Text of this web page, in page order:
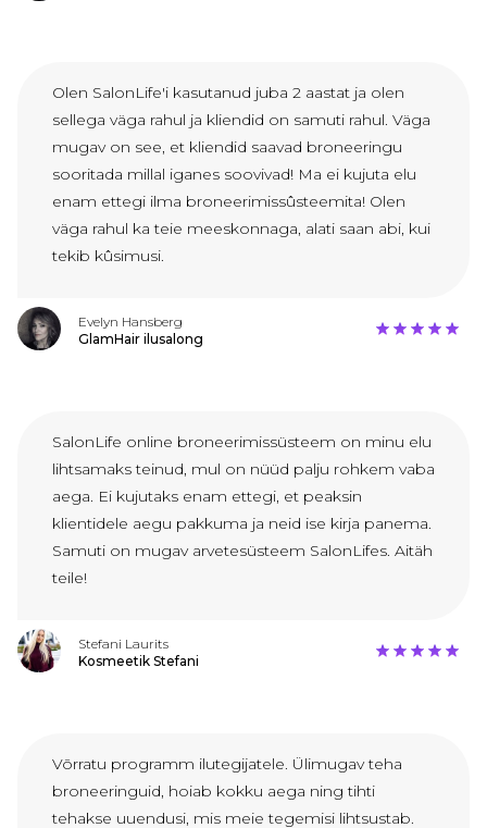
Olen SalonLife'i kasutanud juba 2 aastat ja olen
sellega väga rahul ja kliendid on samuti rahul. Väga
mugav on see, et kliendid saavad broneeringu
sooritada millal iganes soovivad! Ma ei kujuta elu
enam ettegi ilma broneerimissûsteemita! Olen
väga rahul ka teie meeskonnaga, alati saan abi, kui
tekib kûsimusi.
Evelyn Hansberg
GlamHair ilusalong
SalonLife online broneerimissüsteem on minu elu
lihtsamaks teinud, mul on nüüd palju rohkem vaba
aega. Ei kujutaks enam ettegi, et peaksin
klientidele aegu pakkuma ja neid ise kirja panema.
Samuti on mugav arvetesüsteem SalonLifes. Aitäh
teile!
Stefani Laurits
Kosmeetik Stefani
Võrratu programm ilutegijatele. Ülimugav teha
broneeringuid, hoiab kokku aega ning tihti
tehakse uuendusi, mis meie tegemisi lihtsustab.